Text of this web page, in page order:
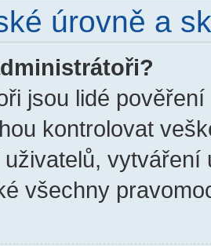
úrovně a
jsou lidé
kontrolovat
všechny